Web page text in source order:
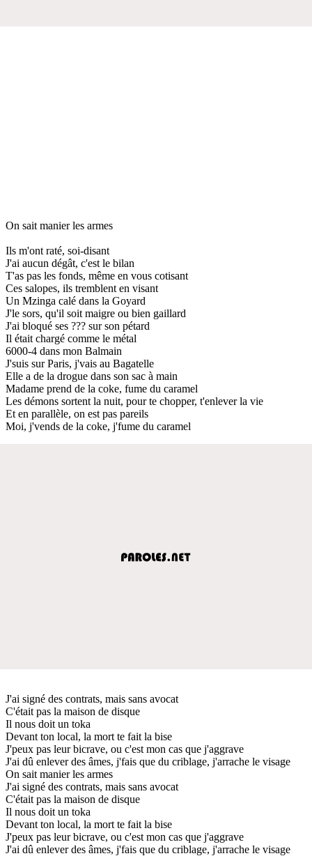
On sait manier les armes
Ils m'ont raté, soi-disant
J'ai aucun dégât, c'est le bilan
T'as pas les fonds, même en vous cotisant
Ces salopes, ils tremblent en visant
Un Mzinga calé dans la Goyard
J'le sors, qu'il soit maigre ou bien gaillard
J'ai bloqué ses ??? sur son pétard
Il était chargé comme le métal
6000-4 dans mon Balmain
J'suis sur Paris, j'vais au Bagatelle
Elle a de la drogue dans son sac à main
Madame prend de la coke, fume du caramel
Les démons sortent la nuit, pour te chopper, t'enlever la vie
Et en parallèle, on est pas pareils
Moi, j'vends de la coke, j'fume du caramel
J'ai signé des contrats, mais sans avocat
C'était pas la maison de disque
Il nous doit un toka
Devant ton local, la mort te fait la bise
J'peux pas leur bicrave, ou c'est mon cas que j'aggrave
J'ai dû enlever des âmes, j'fais que du criblage, j'arrache le visage
On sait manier les armes
J'ai signé des contrats, mais sans avocat
C'était pas la maison de disque
Il nous doit un toka
Devant ton local, la mort te fait la bise
J'peux pas leur bicrave, ou c'est mon cas que j'aggrave
J'ai dû enlever des âmes, j'fais que du criblage, j'arrache le visage